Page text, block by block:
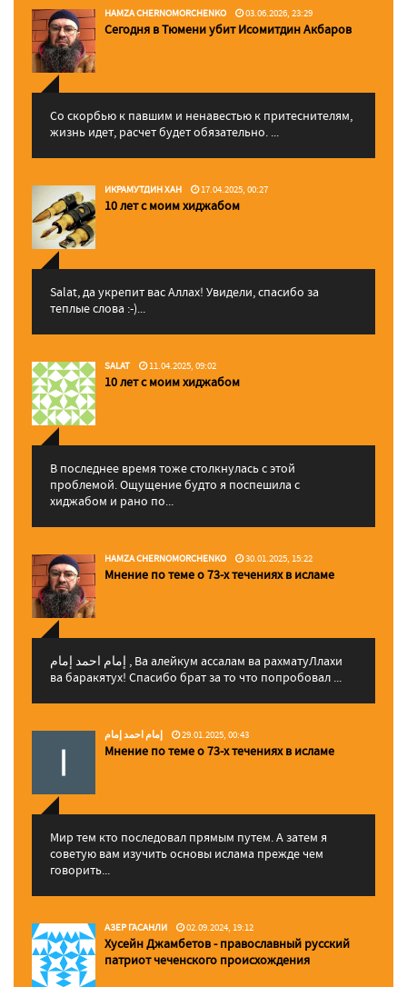
HAMZA CHERNOMORCHENKO 03.06.2026, 23:29
Сегодня в Тюмени убит Исомитдин Акбаров
Со скорбью к павшим и ненавестью к притеснителям,
жизнь идет, расчет будет обязательно. ...
ИКРАМУТДИН ХАН 17.04.2025, 00:27
10 лет с моим хиджабом
Salat, да укрепит вас Аллаx! Увидели, спасибо за
теплые слова :-)...
SALAT 11.04.2025, 09:02
10 лет с моим хиджабом
В последнее время тоже столкнулась с этой
проблемой. Ощущение будто я поспешила с
хиджабом и рано по...
HAMZA CHERNOMORCHENKO 30.01.2025, 15:22
Мнение по теме о 73-х течениях в исламе
إمام احمد إمام , Ва алейкум ассалам ва рахматуЛлахи
ва баракятух! Спасибо брат за то что попробовал ...
إمام احمد إمام 29.01.2025, 00:43
Мнение по теме о 73-х течениях в исламе
Мир тем кто последовал прямым путем. А затем я
советую вам изучить основы ислама прежде чем
говорить...
АЗЕР ГАСАНЛИ 02.09.2024, 19:12
Хусейн Джамбетов - православный русский
патриот чеченского происхождения